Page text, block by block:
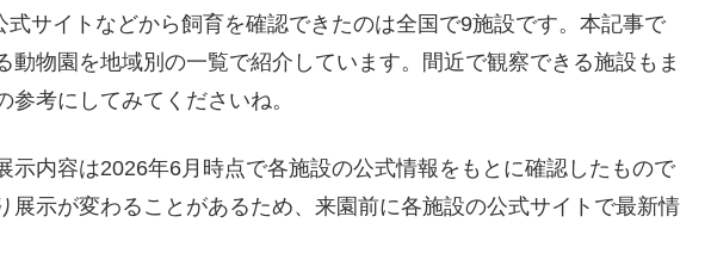
式サイトなどから飼育を確認できたのは全国で9施設です。本記事で
動物園を地域別の一覧で紹介しています。間近で観察できる施設もま
考にしてみてくださいね。
内容は2026年6月時点で各施設の公式情報をもとに確認したもので
展示が変わることがあるため、来園前に各施設の公式サイトで最新情